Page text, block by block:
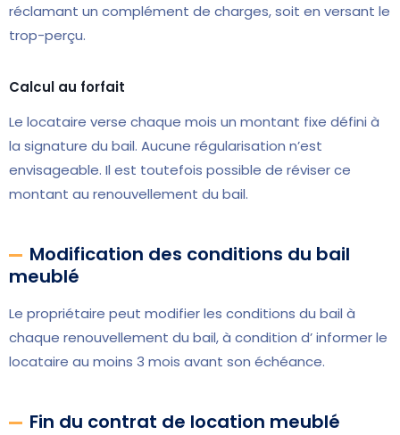
réclamant un complément de charges, soit en versant le
trop-perçu.
Calcul au forfait
Le locataire verse chaque mois un montant fixe défini à
la signature du bail. Aucune régularisation n’est
envisageable. Il est toutefois possible de réviser ce
montant au renouvellement du bail.
Modification des conditions du bail
meublé
Le propriétaire peut modifier les conditions du bail à
chaque renouvellement du bail, à condition d’ informer le
locataire au moins 3 mois avant son échéance.
Fin du contrat de location meublé